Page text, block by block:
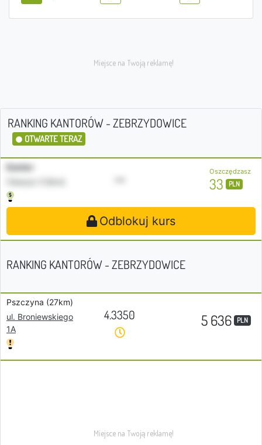
RANKING KANTORÓW - ZEBRZYDOWICE
OTWARTE TERAZ
Kantor
•••
Oszczędzasz
33 PLN
Odblokuj kurs
RANKING KANTORÓW - ZEBRZYDOWICE
Pszczyna (27km)
ul. Broniewskiego
1A
4.3350 5 636 PLN